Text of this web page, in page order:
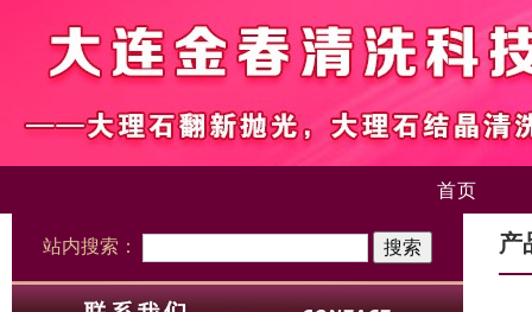
首页
站内搜索： 产